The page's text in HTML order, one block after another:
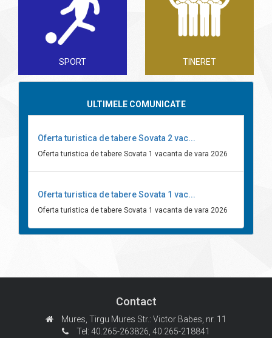
SPORT TINERET
ULTIMELE COMUNICATE
Oferta turistica de tabere Sovata 2 vac...
Oferta turistica de tabere Sovata 1 vacanta de vara 2026
Oferta turistica de tabere Sovata 1 vac...
Oferta turistica de tabere Sovata 1 vacanta de vara 2026
Contact
Mures, Tirgu Mures Str.: Victor Babes, nr. 11
Tel: 40.265-263826, 40.265-218841